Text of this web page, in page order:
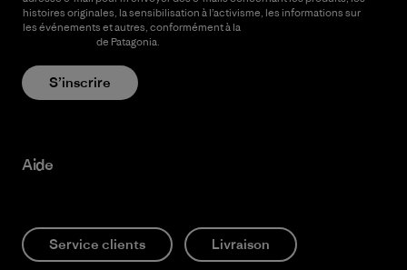
histoires originales, la sensibilisation à l’activisme, les informations sur
les événements et autres, conformément à la
de Patagonia.
S’inscrire
Aide
Service clients Livraison